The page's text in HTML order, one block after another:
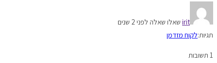
irit שאלו שאלה לפני 2 שנים
תגיות:לקוח מזדמן
1 תשובות